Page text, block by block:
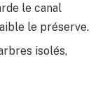
le canal
le préserve.
isolés,